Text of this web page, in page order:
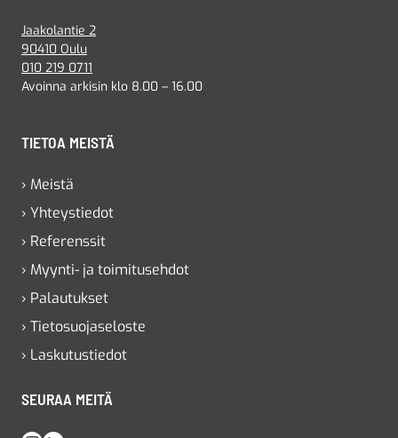
Jaakolantie 2
90410 Oulu
010 219 0711
Avoinna arkisin klo 8.00 – 16.00
TIETOA MEISTÄ
› Meistä
› Yhteystiedot
› Referenssit
› Myynti- ja toimitusehdot
› Palautukset
› Tietosuojaseloste
› Laskutustiedot
SEURAA MEITÄ